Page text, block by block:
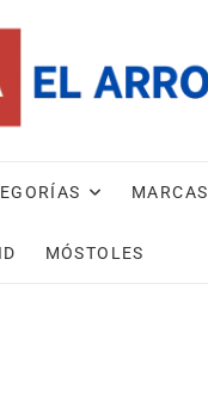
MARCAS
MÓSTOLES